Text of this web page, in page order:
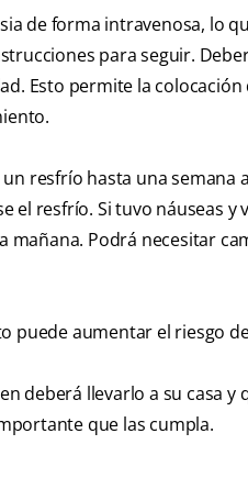
de forma intravenosa, lo
para seguir.
Esto permite la
resfrío hasta una
el resfrío. Si tuvo
mañana. Podrá necesitar
puede aumentar el riesgo
deberá llevarlo a su casa
que las cumpla.